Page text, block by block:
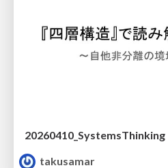
20260410_SystemsThinking
takusamar